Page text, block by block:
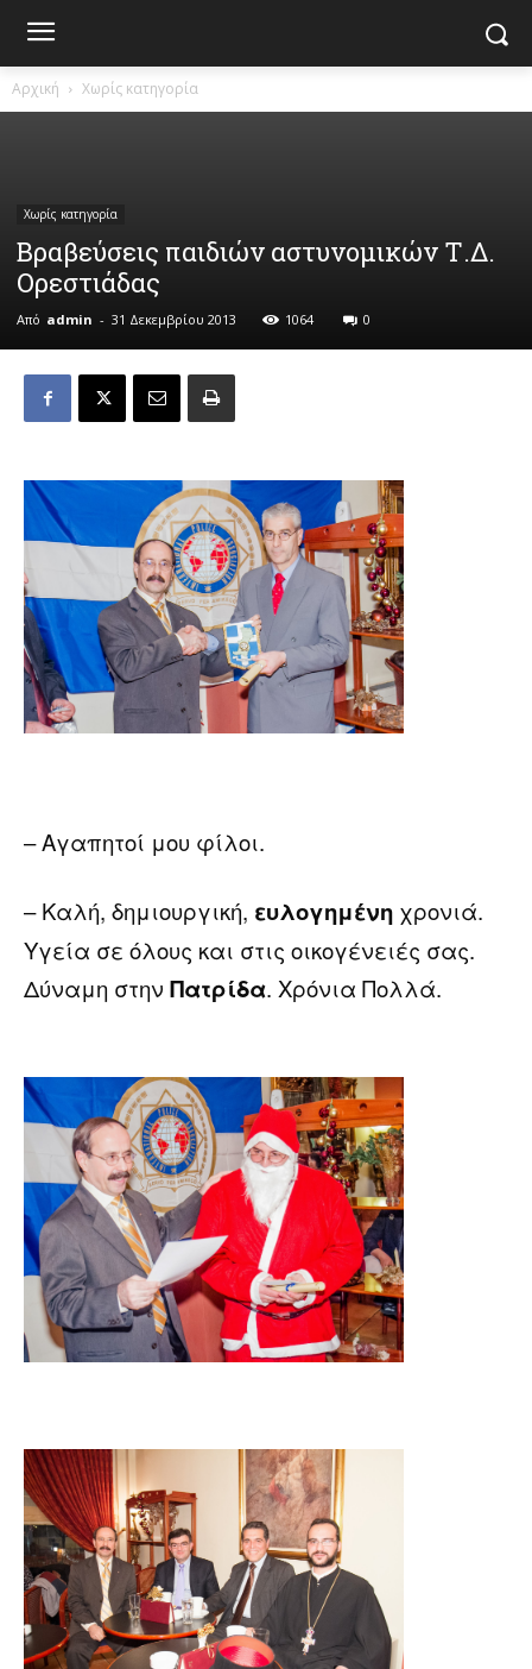
Αρχική Χωρίς κατηγορία
Χωρίς κατηγορία
Βραβεύσεις παιδιών αστυνομικών Τ.Δ.
Ορεστιάδας
Από admin - 31 Δεκεμβρίου 2013 1064 0
– Αγαπητοί μου φίλοι.
– Καλή, δημιουργική, ευλογημένη χρονιά.
Υγεία σε όλους και στις οικογένειές σας.
Δύναμη στην Πατρίδα. Χρόνια Πολλά.